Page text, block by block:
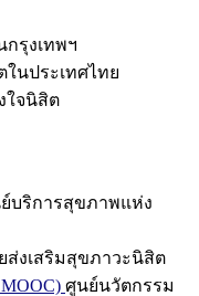
รุงเทพฯ
นประเทศไทย
ใจนิสิต
บริการสุขภาพแห่ง
ส่งเสริมสุขภาวะนิสิต
ศูนย์นวัตกรรม